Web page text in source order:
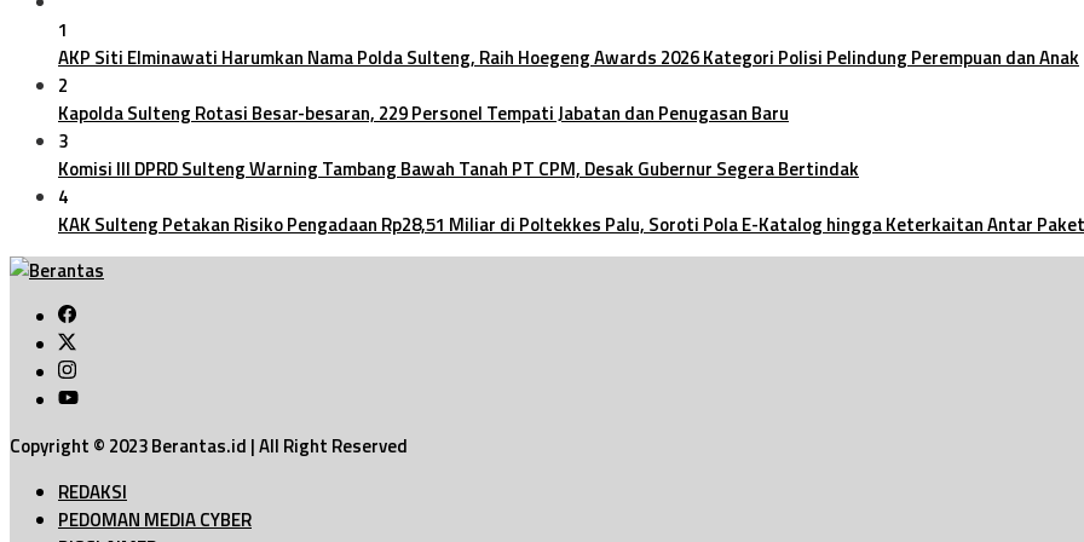
1
AKP Siti Elminawati Harumkan Nama Polda Sulteng, Raih Hoegeng Awards 2026 Kategori Polisi Pelindung Perempuan dan Anak
2
Kapolda Sulteng Rotasi Besar-besaran, 229 Personel Tempati Jabatan dan Penugasan Baru
3
Komisi III DPRD Sulteng Warning Tambang Bawah Tanah PT CPM, Desak Gubernur Segera Bertindak
4
KAK Sulteng Petakan Risiko Pengadaan Rp28,51 Miliar di Poltekkes Palu, Soroti Pola E-Katalog hingga Keterkaitan Antar Paket
Copyright © 2023 Berantas.id | All Right Reserved
REDAKSI
PEDOMAN MEDIA CYBER